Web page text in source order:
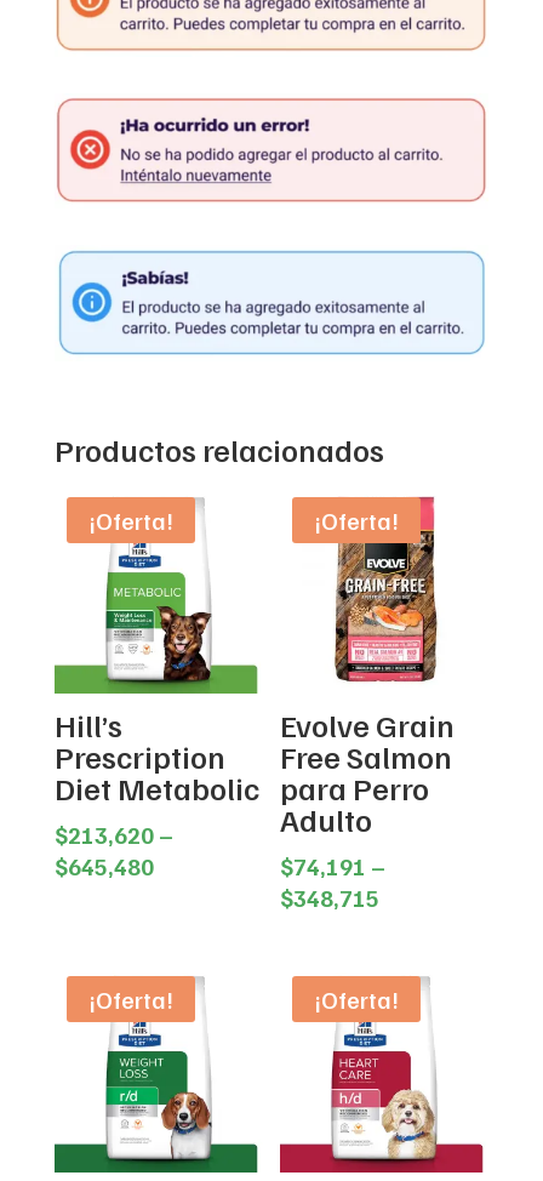
Productos relacionados
¡Oferta!
Hill’s
Prescription
Diet Metabolic
$213,620 –
$645,480Price
$645,480
¡Oferta!
Evolve Grain
Free Salmon
para Perro
Adulto
$74,191 –
$348,715
through
$348,715
¡Oferta! ¡Oferta!